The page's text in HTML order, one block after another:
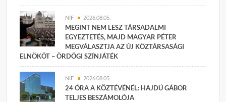
NIF 2026.08.05.
MEGINT NEM LESZ TÁRSADALMI
EGYEZTETÉS, MAJD MAGYAR PÉTER
MEGVÁLASZTJA AZ ÚJ KÖZTÁRSASÁGI
ELNÖKÖT – ÖRDÖGI SZÍNJÁTÉK
NIF 2026.08.05.
24 ÓRA A KÖZTÉVÉNÉL: HAJDÚ GÁBOR
TELJES BESZÁMOLÓJA